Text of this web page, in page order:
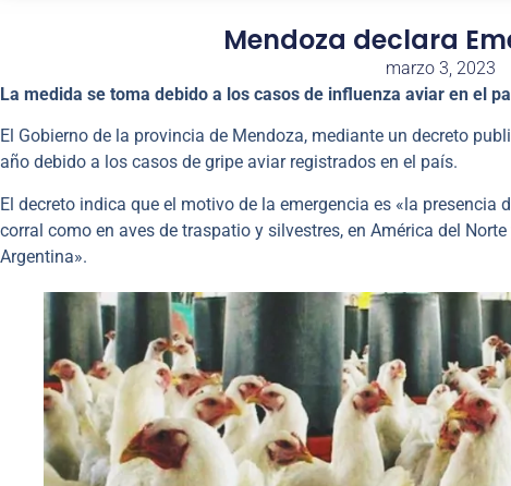
Mendoza declara
marzo 3, 2023
La medida se toma debido a los casos de influenza aviar en el
El Gobierno de la provincia de Mendoza, mediante un decreto
año debido a los casos de gripe aviar registrados en el país.
El decreto indica que el motivo de la emergencia es «la
corral como en aves de traspatio y silvestres, en América del
Argentina».